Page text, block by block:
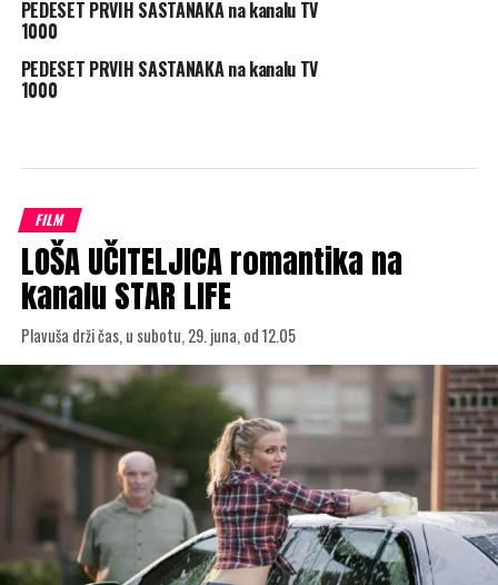
PEDESET PRVIH SASTANAKA na kanalu TV
1000
PEDESET PRVIH SASTANAKA na kanalu TV
1000
FILM
LOŠA UČITELJICA romantika na
kanalu STAR LIFE
Plavuša drži čas, u subotu, 29. juna, od 12.05